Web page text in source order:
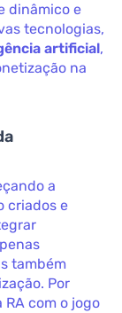
dinâmico e
tecnologias,
artificial,
na
a
criados e
também
Por
com o jogo